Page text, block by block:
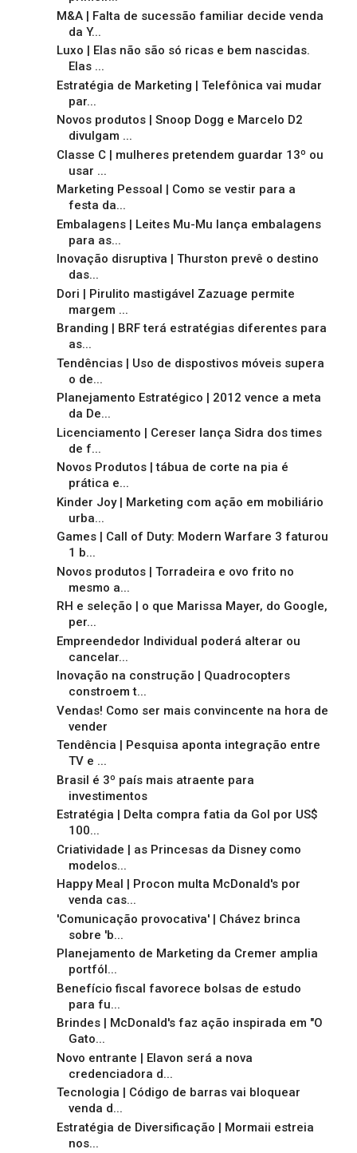
M&A | Falta de sucessão familiar decide venda
da Y...
Luxo | Elas não são só ricas e bem nascidas.
Elas ...
Estratégia de Marketing | Telefônica vai mudar
par...
Novos produtos | Snoop Dogg e Marcelo D2
divulgam ...
Classe C | mulheres pretendem guardar 13º ou
usar ...
Marketing Pessoal | Como se vestir para a
festa da...
Embalagens | Leites Mu-Mu lança embalagens
para as...
Inovação disruptiva | Thurston prevê o destino
das...
Dori | Pirulito mastigável Zazuage permite
margem ...
Branding | BRF terá estratégias diferentes para
as...
Tendências | Uso de dispostivos móveis supera
o de...
Planejamento Estratégico | 2012 vence a meta
da De...
Licenciamento | Cereser lança Sidra dos times
de f...
Novos Produtos | tábua de corte na pia é
prática e...
Kinder Joy | Marketing com ação em mobiliário
urba...
Games | Call of Duty: Modern Warfare 3 faturou
1 b...
Novos produtos | Torradeira e ovo frito no
mesmo a...
RH e seleção | o que Marissa Mayer, do Google,
per...
Empreendedor Individual poderá alterar ou
cancelar...
Inovação na construção | Quadrocopters
constroem t...
Vendas! Como ser mais convincente na hora de
vender
Tendência | Pesquisa aponta integração entre
TV e ...
Brasil é 3º país mais atraente para
investimentos
Estratégia | Delta compra fatia da Gol por US$
100...
Criatividade | as Princesas da Disney como
modelos...
Happy Meal | Procon multa McDonald's por
venda cas...
'Comunicação provocativa' | Chávez brinca
sobre 'b...
Planejamento de Marketing da Cremer amplia
portfól...
Benefício fiscal favorece bolsas de estudo
para fu...
Brindes | McDonald's faz ação inspirada em "O
Gato...
Novo entrante | Elavon será a nova
credenciadora d...
Tecnologia | Código de barras vai bloquear
venda d...
Estratégia de Diversificação | Mormaii estreia
nos...